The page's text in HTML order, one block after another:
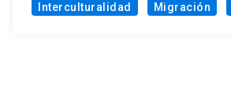
Interculturalidad Migración